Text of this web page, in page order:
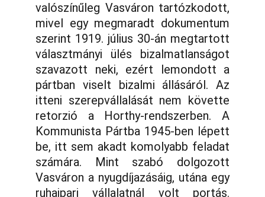
valószínűleg Vasváron tartózkodott,
mivel egy megmaradt dokumentum
szerint 1919. július 30-án megtartott
választmányi ülés bizalmatlanságot
szavazott neki, ezért lemondott a
pártban viselt bizalmi állásáról. Az
itteni szerepvállalását nem követte
retorzió a Horthy-rendszerben. A
Kommunista Pártba 1945-ben lépett
be, itt sem akadt komolyabb feladat
számára. Mint szabó dolgozott
Vasváron a nyugdíjazásáig, utána egy
ruhaipari vállalatnál volt portás.